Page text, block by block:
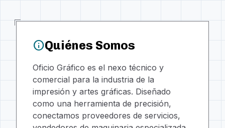
infoQuiénes Somos
Oficio Gráfico es el nexo técnico y
comercial para la industria de la
impresión y artes gráficas. Diseñado
como una herramienta de precisión,
conectamos proveedores de servicios,